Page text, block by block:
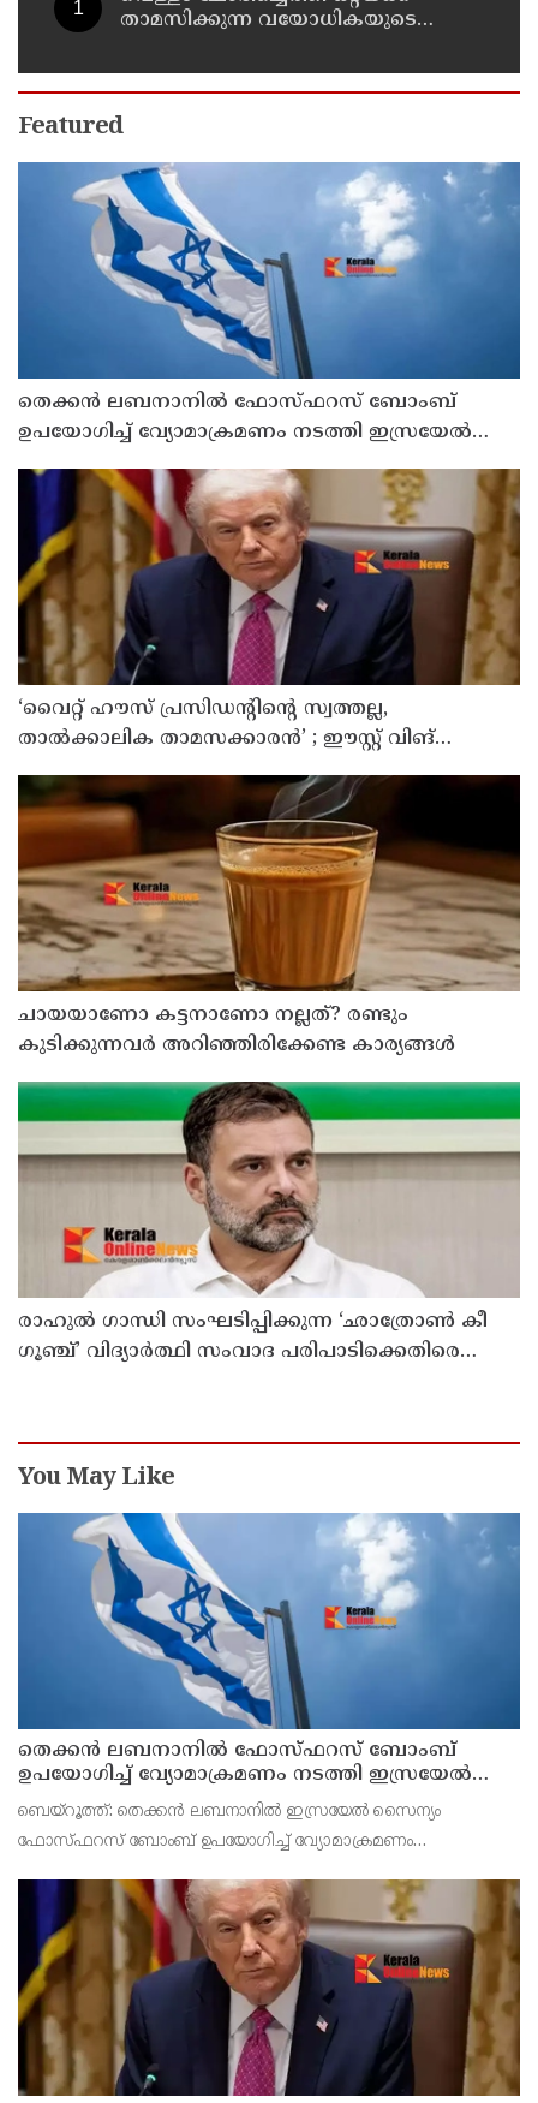
താമസിക്കുന്ന വയോധികയുടെ
Featured
തെക്കൻ ലബനാനിൽ ഫോസ്ഫറസ് ബോംബ്
ഉപയോഗിച്ച് വ്യോമാക്രമണം നടത്തി ഇസ്രയേൽ
‘വൈറ്റ് ഹൗസ് പ്രസിഡന്റിന്റെ സ്വത്തല്ല,
താൽക്കാലിക താമസക്കാരൻ’ ; ഈസ്റ്റ് വിങ്
നീക്കങ്ങൾക്ക് കോടതിയുടെ സ്റ്റേ
ചായയാണോ കട്ടനാണോ നല്ലത്? രണ്ടും
കുടിക്കുന്നവർ അറിഞ്ഞിരിക്കേണ്ട കാര്യങ്ങൾ
രാഹുൽ ഗാന്ധി സംഘടിപ്പിക്കുന്ന ‘ഛാത്രോൺ കീ
ഗൂഞ്ച്’ വിദ്യാർത്ഥി സംവാദ പരിപാടിക്കെതിരെ
You May Like
തെക്കൻ ലബനാനിൽ ഫോസ്ഫറസ് ബോംബ്
ഉപയോഗിച്ച് വ്യോമാക്രമണം നടത്തി ഇസ്രയേൽ
സൈന്യം
ബെയ്റൂത്ത്: തെക്കൻ ലബനാനിൽ ഇസ്രയേൽ സൈന്യം
ഫോസ്ഫറസ് ബോംബ് ഉപയോഗിച്ച് വ്യോമാക്രമണം
മേഖലയെയാണ് ആക്രമണം ലക്ഷ്യമിട്ടതെന്ന് റിപ്പോർട്ടിൽ
പറയുന്നു. ആക്രമണത്